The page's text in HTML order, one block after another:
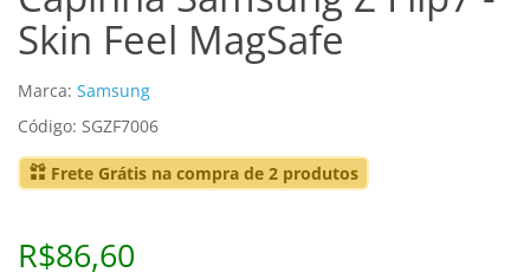
Skin Feel MagSafe
Marca: Samsung
Código: SGZF7006
Frete Grátis na compra de 2 produtos
R$86,60